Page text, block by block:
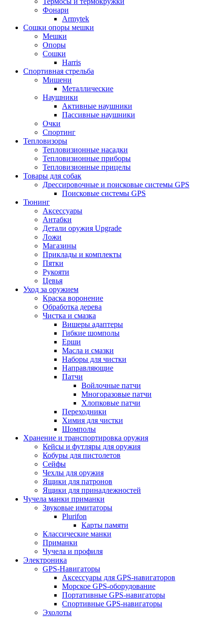
Фонари
Armytek
Сошки опоры мешки
Мешки
Опоры
Сошки
Harris
Спортивная стрельба
Мишени
Металлические
Наушники
Активные наушники
Пассивные наушники
Очки
Спортинг
Тепловизоры
Тепловизионные насадки
Тепловизионные приборы
Тепловизионные прицелы
Товары для собак
Дрессировочные и поисковые системы GPS
Поисковые системы GPS
Тюнинг
Аксессуары
Антабки
Детали оружия Upgrade
Ложи
Магазины
Приклады и комплекты
Пятки
Рукояти
Цевья
Уход за оружием
Краска воронение
Обработка дерева
Чистка и смазка
Вишеры адаптеры
Гибкие шомполы
Ерши
Масла и смазки
Наборы для чистки
Направляющие
Патчи
Войлочные патчи
Многоразовые патчи
Хлопковые патчи
Переходники
Химия для чистки
Шомполы
Хранение и транспортировка оружия
Кейсы и футляры для оружия
Кобуры для пистолетов
Сейфы
Чехлы для оружия
Ящики для патронов
Ящики для принадлежностей
Чучела манки приманки
Звуковые имитаторы
Plurifon
Карты памяти
Классические манки
Приманки
Чучела и профиля
Электроника
GPS-Навигаторы
Аксессуары для GPS-навигаторов
Морское GPS-оборудование
Портативные GPS-навигаторы
Спортивные GPS-навигаторы
Эхолоты